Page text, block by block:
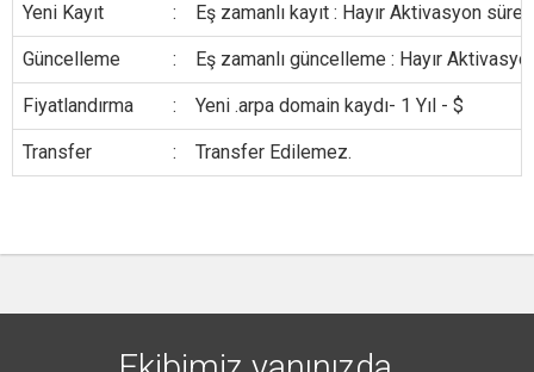
Yeni Kayıt : Eş zamanlı kayıt : Hayır Aktivasyon
Güncelleme : Eş zamanlı güncelleme : Hayır
Fiyatlandırma : Yeni .arpa domain kaydı- 1 Yıl - $
Transfer : Transfer Edilemez.